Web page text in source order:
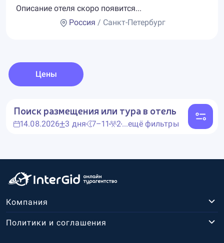
Описание отеля скоро появится...
Россия / Санкт-Петербург
Цены
Поиск размещения или тура в отель
14.08.2026 3 дня 7–11 2...ещё фильтры
Компания
Политики и соглашения